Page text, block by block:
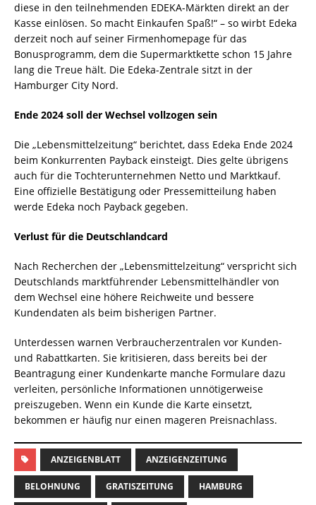
diese in den teilnehmenden EDEKA-Märkten direkt an der
Kasse einlösen. So macht Einkaufen Spaß!“ – so wirbt Edeka
derzeit noch auf seiner Firmenhomepage für das
Bonusprogramm, dem die Supermarktkette schon 15 Jahre
lang die Treue hält. Die Edeka-Zentrale sitzt in der
Hamburger City Nord.
Ende 2024 soll der Wechsel vollzogen sein
Die „Lebensmittelzeitung“ berichtet, dass Edeka Ende 2024
beim Konkurrenten Payback einsteigt. Dies gelte übrigens
auch für die Tochterunternehmen Netto und Marktkauf.
Eine offizielle Bestätigung oder Pressemitteilung haben
werde Edeka noch Payback gegeben.
Verlust für die Deutschlandcard
Nach Recherchen der „Lebensmittelzeitung“ verspricht sich
Deutschlands marktführender Lebensmittelhändler von
dem Wechsel eine höhere Reichweite und bessere
Kundendaten als beim bisherigen Partner.
Unterdessen warnen Verbraucherzentralen vor Kunden-
und Rabattkarten. Sie kritisieren, dass bereits bei der
Beantragung einer Kundenkarte manche Formulare dazu
verleiten, persönliche Informationen unnötigerweise
preiszugeben. Wenn ein Kunde die Karte einsetzt,
bekommen er häufig nur einen mageren Preisnachlass.
ANZEIGENBLATT ANZEIGENZEITUNG
BELOHNUNG GRATISZEITUNG HAMBURG